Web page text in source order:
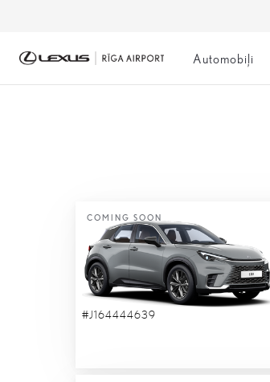
Automobiļi
COMING SOON
#J164444639